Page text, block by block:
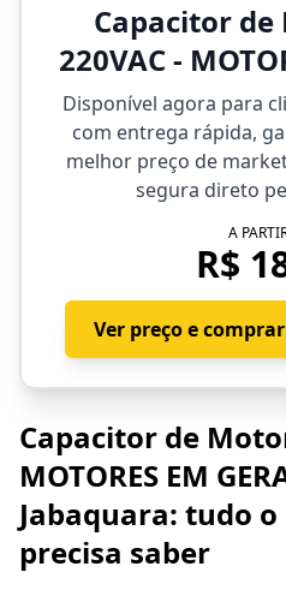
Capacitor de
220VAC -
Disponível agora para
com entrega rápida,
melhor preço de
segura direto
A
R$
Ver preço e
Capacitor de
MOTORES EM
Jabaquara: tudo o
precisa saber